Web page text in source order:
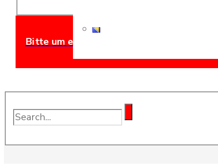
Bitte um ein Angebot
EN ISO 9001